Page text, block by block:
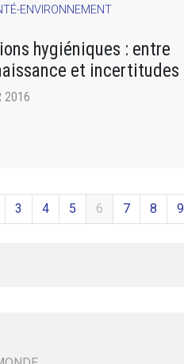
ENVIRONNEMENT
hygiéniques : entre
et incertitudes
2016
3 4 5 6 7 8 9